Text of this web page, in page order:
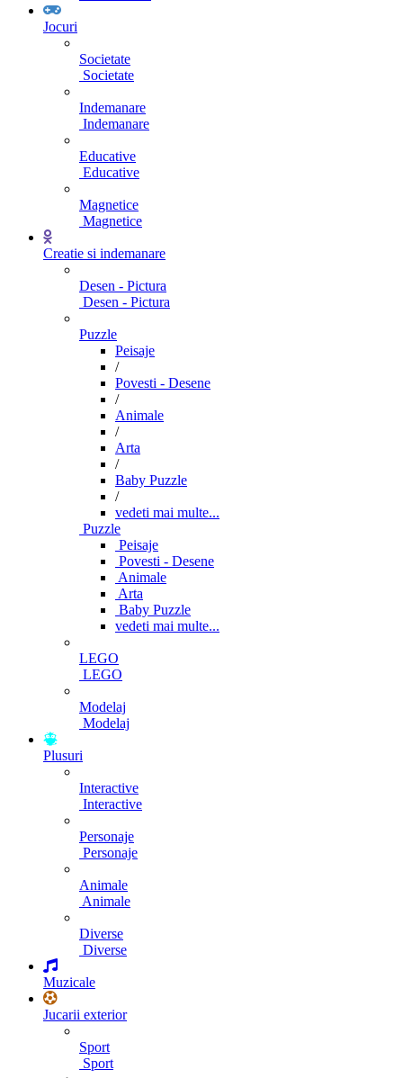
Jocuri
Societate
Societate
Indemanare
Indemanare
Educative
Educative
Magnetice
Magnetice
Creatie si indemanare
Desen - Pictura
Desen - Pictura
Puzzle
Peisaje
/
Povesti - Desene
/
Animale
/
Arta
/
Baby Puzzle
/
vedeti mai multe...
Puzzle
Peisaje
Povesti - Desene
Animale
Arta
Baby Puzzle
vedeti mai multe...
LEGO
LEGO
Modelaj
Modelaj
Plusuri
Interactive
Interactive
Personaje
Personaje
Animale
Animale
Diverse
Diverse
Muzicale
Jucarii exterior
Sport
Sport